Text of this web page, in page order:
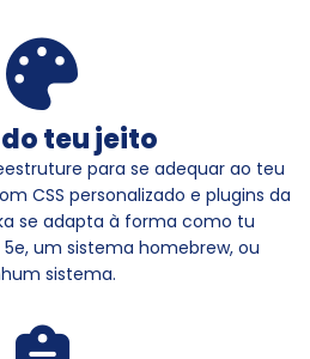
teu jeito
para se adequar ao teu
CSS personalizado e plugins da
se adapta à forma como tu
um sistema homebrew, ou
sistema.